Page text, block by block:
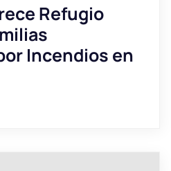
Refugio
Incendios en